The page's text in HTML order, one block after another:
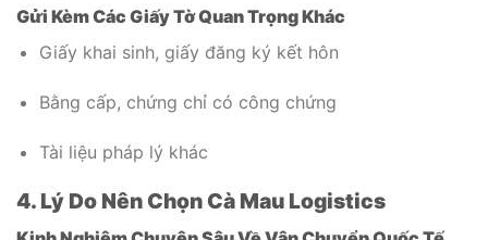
Gửi Kèm Các Giấy Tờ Quan Trọng Khác
Giấy khai sinh, giấy đăng ký kết hôn
Bằng cấp, chứng chỉ có công chứng
Tài liệu pháp lý khác
4. Lý Do Nên Chọn Cà Mau Logistics